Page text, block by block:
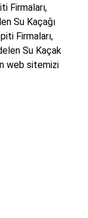
Firmaları,
Su Kaçağı
Firmaları,
Su Kaçak
web sitemizi